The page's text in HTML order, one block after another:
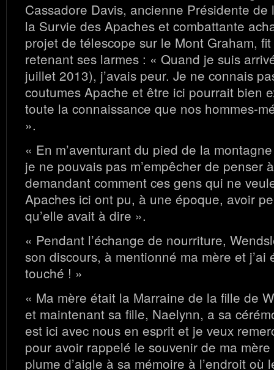
Cassadore Davis, ancienne Présidente
la Survie des Apaches et combattante
projet de télescope sur le Mont Graham,
retenant ses larmes : « Quand je suis
juillet 2013), j’avais peur. Je ne connais
coutumes Apache et être ici pourrait bien
toute la connaissance que nos hommes-
».
« En m’aventurant du pied de la
je ne pouvais pas m’empêcher de penser
demandant comment ces gens qui ne
Apaches ici ont pu, à une époque, avoir
qu’elle avait à dire ».
« Pendant l’échange de nourriture,
son discours, à mentionné ma mère et j’ai
touché ! »
« Ma mère était la Marraine de la fille de
et maintenant sa fille, Naelynn, a sa
est ici avec nous en esprit et je veux
pour avoir rappelé le souvenir de ma
plume d’aigle à sa mémoire à l’endroit où